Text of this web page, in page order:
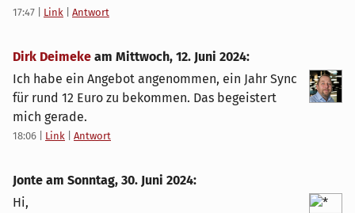
17:47 Link Antwort
Dirk Deimeke am Mittwoch, 12. Juni 2024:
Ich habe ein Angebot angenommen, ein Jahr Sync
für rund 12 Euro zu bekommen. Das begeistert
mich gerade.
18:06 Link Antwort
Jonte am Sonntag, 30. Juni 2024:
Hi,